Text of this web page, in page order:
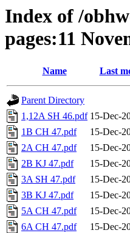
Index of /
pages:11
Name Last
Parent Directory
1,12A SH 46.pdf 15-Dec-
1B CH 47.pdf
15-Dec-
2A CH 47.pdf
15-Dec-
2B KJ 47.pdf
15-Dec-
3A SH 47.pdf
15-Dec-
3B KJ 47.pdf
15-Dec-
5A CH 47.pdf
15-Dec-
6A CH 47.pdf
15-Dec-